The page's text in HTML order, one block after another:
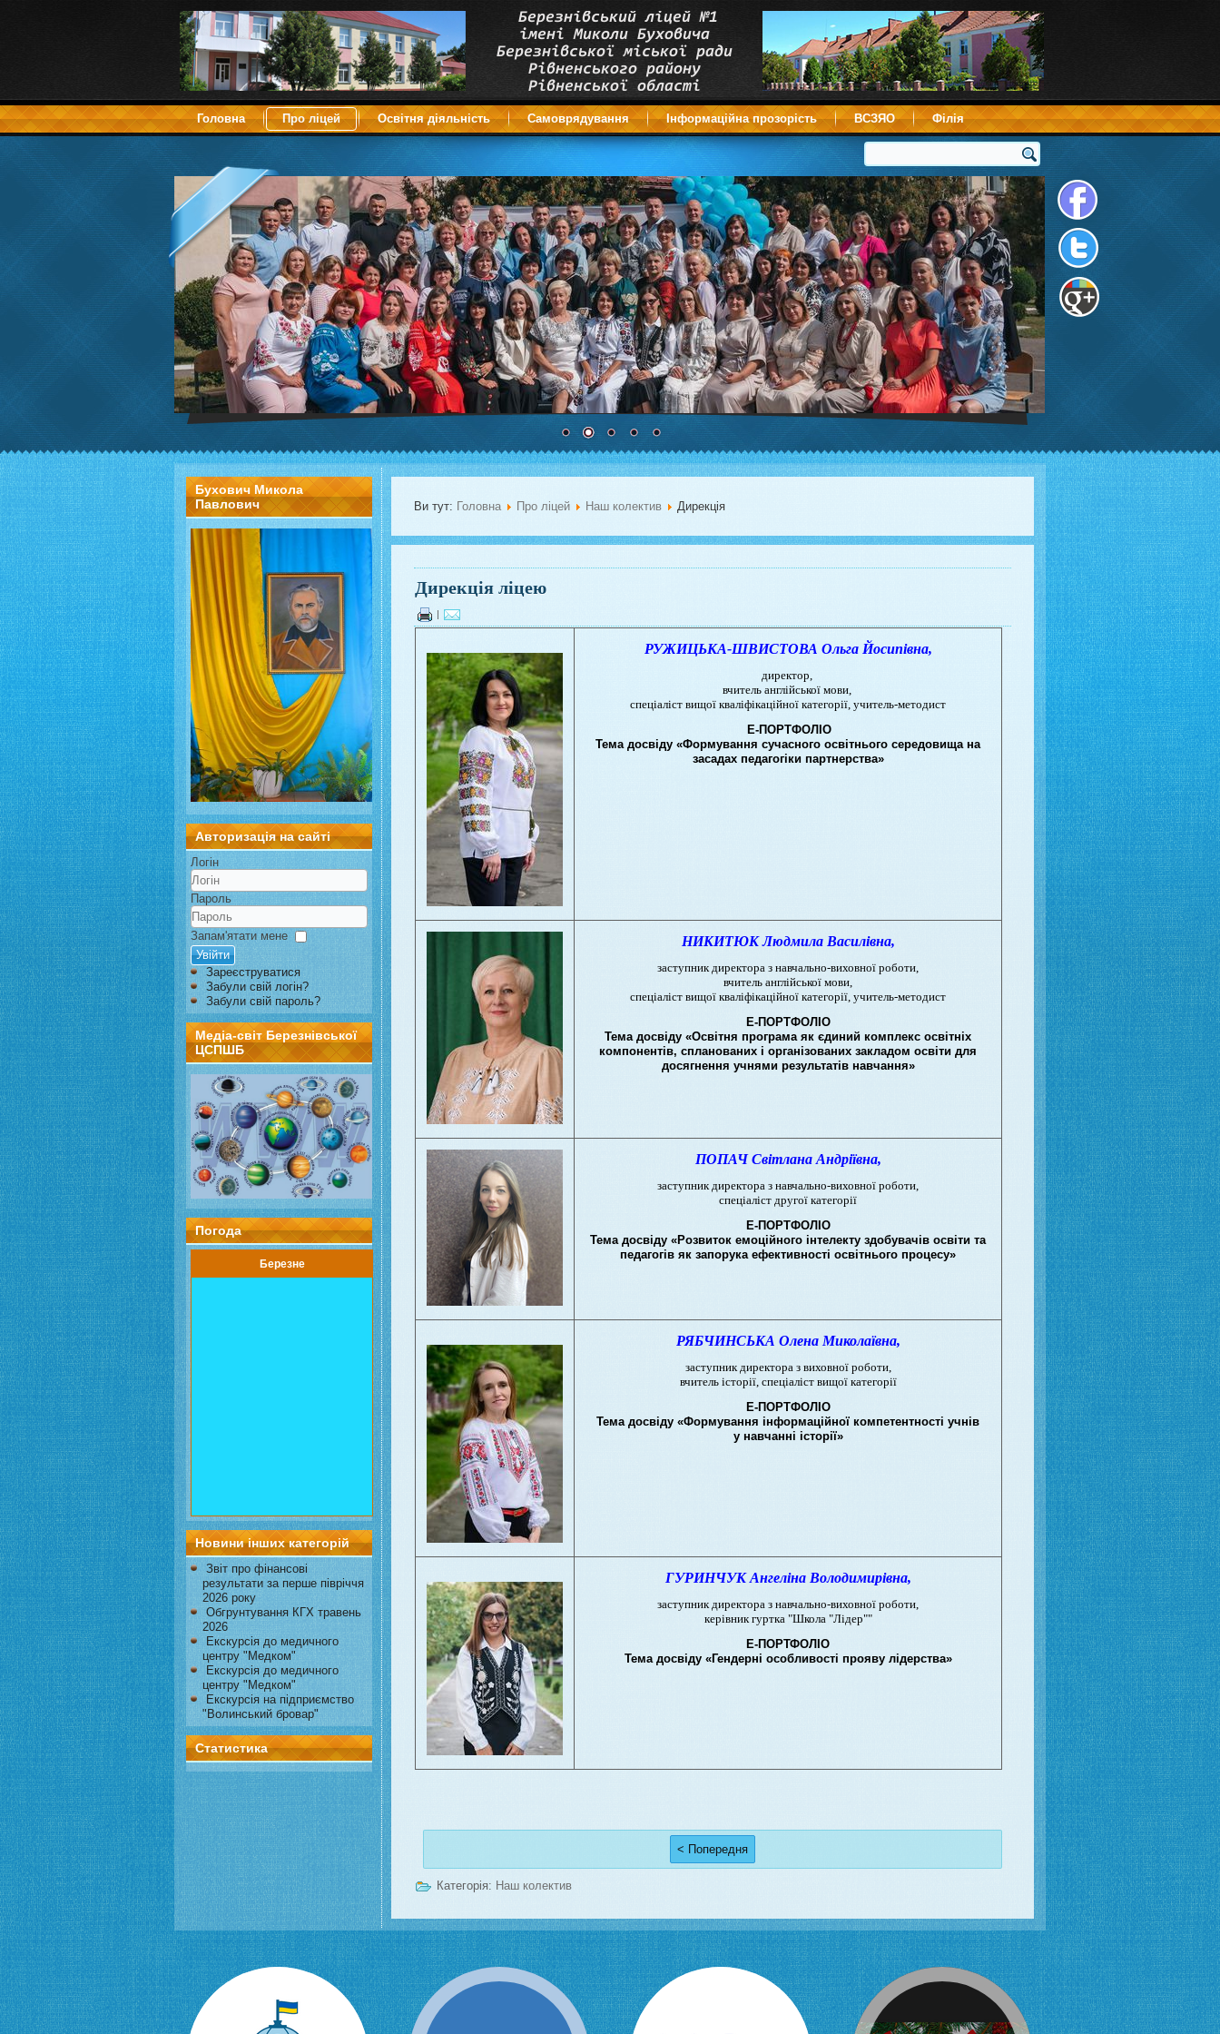
Головна Про ліцей Освітня діяльність Самоврядування Інформаційна прозорість ВСЗЯО Філія
Бухович Микола
Павлович
Авторизація на сайті
Логін
Пароль
Запам'ятати мене
Увійти
Зареєструватися
Забули свій логін?
Забули свій пароль?
Медіа-світ Березнівської
ЦСПШБ
Погода
Березне
Новини інших категорій
Звіт про фінансові
результати за перше півріччя
2026 року
Обгрунтування КГХ травень
2026
Екскурсія до медичного
центру "Медком"
Екскурсія до медичного
центру "Медком"
Екскурсія на підприємство
"Волинський бровар"
Статистика
Ви тут: Головна Про ліцей Наш колектив Дирекція
Дирекція ліцею
|
РУЖИЦЬКА-ШВИСТОВА Ольга Йосипівна,
директор,
вчитель англійської мови,
спеціаліст вищої кваліфікаційної категорії, учитель-методист
Е-ПОРТФОЛІО
Тема досвіду «Формування сучасного освітнього середовища на
засадах педагогіки партнерства»
НИКИТЮК Людмила Василівна,
заступник директора з навчально-виховної роботи,
вчитель англійської мови,
спеціаліст вищої кваліфікаційної категорії, учитель-методист
Е-ПОРТФОЛІО
Тема досвіду «Освітня програма як єдиний комплекс освітніх
компонентів, спланованих і організованих закладом освіти для
досягнення учнями результатів навчання»
ПОПАЧ Світлана Андріївна,
заступник директора з навчально-виховної роботи,
спеціаліст другої категорії
Е-ПОРТФОЛІО
Тема досвіду «Розвиток емоційного інтелекту здобувачів освіти та
педагогів як запорука ефективності освітнього процесу»
РЯБЧИНСЬКА Олена Миколаївна,
заступник директора з виховної роботи,
вчитель історії, спеціаліст вищої категорії
Е-ПОРТФОЛІО
Тема досвіду «Формування інформаційної компетентності учнів
у навчанні історії»
ГУРИНЧУК Ангеліна Володимирівна,
заступник директора з навчально-виховної роботи,
керівник гуртка "Школа "Лідер""
Е-ПОРТФОЛІО
Тема досвіду «Гендерні особливості прояву лідерства»
< Попередня
Категорія: Наш колектив